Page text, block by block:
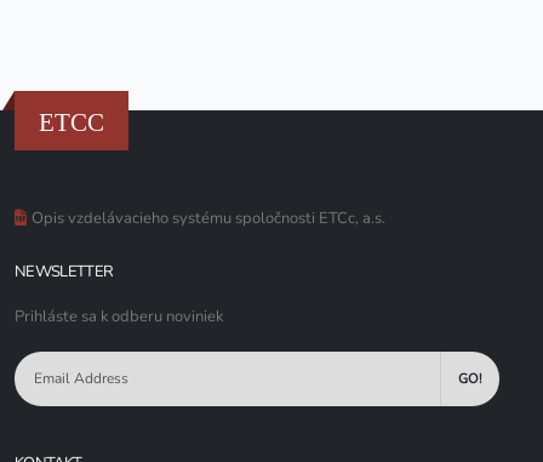
ETCC
Opis vzdelávacieho systému spoločnosti ETCc, a.s.
NEWSLETTER
Prihláste sa k odberu noviniek
GO!